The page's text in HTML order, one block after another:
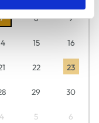
7 8 9
15 16
22 23
29 30
4 5 6